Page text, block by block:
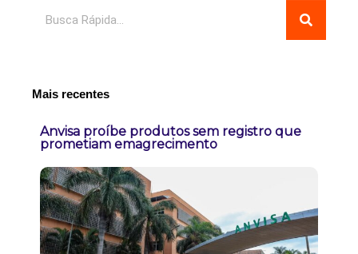
Mais recentes
Anvisa proíbe produtos sem registro que
prometiam emagrecimento